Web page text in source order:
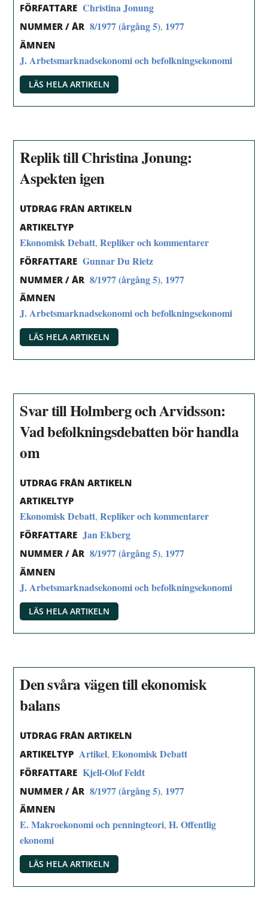
FÖRFATTARE Christina Jonung
NUMMER / ÅR 8/1977 (årgång 5), 1977
ÄMNEN
J. Arbetsmarknadsekonomi och befolkningsekonomi
LÄS HELA ARTIKELN
Replik till Christina Jonung:
Aspekten igen
UTDRAG FRÅN ARTIKELN
ARTIKELTYP
Ekonomisk Debatt,Repliker och kommentarer
FÖRFATTARE Gunnar Du Rietz
NUMMER / ÅR 8/1977 (årgång 5), 1977
ÄMNEN
J. Arbetsmarknadsekonomi och befolkningsekonomi
LÄS HELA ARTIKELN
Svar till Holmberg och Arvidsson:
Vad befolkningsdebatten bör handla
om
UTDRAG FRÅN ARTIKELN
ARTIKELTYP
Ekonomisk Debatt,Repliker och kommentarer
FÖRFATTARE Jan Ekberg
NUMMER / ÅR 8/1977 (årgång 5), 1977
ÄMNEN
J. Arbetsmarknadsekonomi och befolkningsekonomi
LÄS HELA ARTIKELN
Den svåra vägen till ekonomisk
balans
UTDRAG FRÅN ARTIKELN
ARTIKELTYP Artikel,Ekonomisk Debatt
FÖRFATTARE Kjell-Olof Feldt
NUMMER / ÅR 8/1977 (årgång 5), 1977
ÄMNEN
E. Makroekonomi och penningteori,H. Offentlig
ekonomi
LÄS HELA ARTIKELN